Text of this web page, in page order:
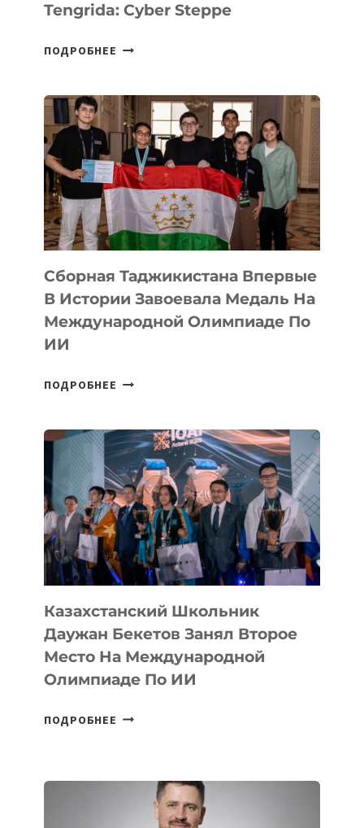
Tengrida: Cyber Steppe
ПОДРОБНЕЕ
ASTANA
ПРЕДСТАВИЛИ
АРТ-
ФИЛЬМ
TENGRIDA:
CYBER
STEPPE
Сборная Таджикистана Впервые
В Истории Завоевала Медаль На
Международной Олимпиаде По
ИИ
ПОДРОБНЕЕ СБОРНАЯ
В
ИСТОРИИ
ЗАВОЕВАЛА
МЕДАЛЬ
НА
МЕЖДУНАРОДНОЙ
ОЛИМПИАДЕ
ПО
Казахстанский Школьник
Даужан Бекетов Занял Второе
Место На Международной
Олимпиаде По ИИ
ПОДРОБНЕЕ КАЗАХСТАНСКИЙ
ВТОРОЕ